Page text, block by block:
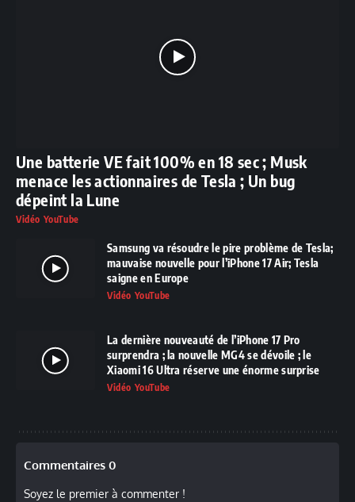
Une batterie VE fait 100% en 18 sec ; Musk
menace les actionnaires de Tesla ; Un bug
dépeint la Lune
Vidéo YouTube
Samsung va résoudre le pire problème de Tesla;
mauvaise nouvelle pour l’iPhone 17 Air; Tesla
saigne en Europe
Vidéo YouTube
La dernière nouveauté de l’iPhone 17 Pro
surprendra ; la nouvelle MG4 se dévoile ; le
Xiaomi 16 Ultra réserve une énorme surprise
Vidéo YouTube
Commentaires 0
Soyez le premier à commenter !